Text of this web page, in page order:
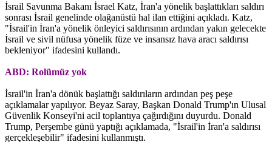
İsrail Savunma Bakanı İsrael Katz, İran'a yönelik başlattıkları saldırı
sonrası İsrail genelinde olağanüstü hal ilan ettiğini açıkladı. Katz,
"İsrail'in İran'a yönelik önleyici saldırısının ardından yakın gelecekte
İsrail ve sivil nüfusa yönelik füze ve insansız hava aracı saldırısı
bekleniyor" ifadesini kullandı.
ABD: Rolümüz yok
İsrail'in İran'a dönük başlattığı saldırıların ardından peş peşe
açıklamalar yapılıyor. Beyaz Saray, Başkan Donald Trump'ın Ulusal
Güvenlik Konseyi'ni acil toplantıya çağırdığını duyurdu. Donald
Trump, Perşembe günü yaptığı açıklamada, "İsrail'in İran'a saldırısı
gerçekleşebilir" ifadesini kullanmıştı.